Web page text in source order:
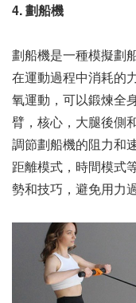
4. 劃船機
劃船機是一種模擬劃
在運動過程中消耗的
氧運動，可以鍛煉全
臂，核心，大腿後側
調節劃船機的阻力和
距離模式，時間模式
勢和技巧，避免用力